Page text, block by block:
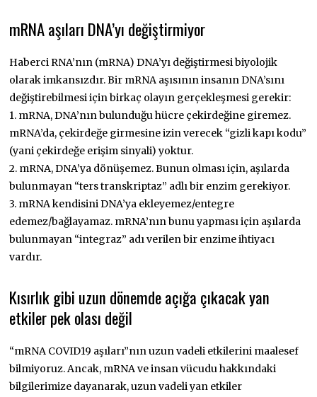
mRNA aşıları DNA’yı değiştirmiyor
Haberci RNA’nın (mRNA) DNA’yı değiştirmesi biyolojik
olarak imkansızdır. Bir mRNA aşısının insanın DNA’sını
değiştirebilmesi için birkaç olayın gerçekleşmesi gerekir:
1. mRNA, DNA’nın bulunduğu hücre çekirdeğine giremez.
mRNA’da, çekirdeğe girmesine izin verecek “gizli kapı kodu”
(yani çekirdeğe erişim sinyali) yoktur.
2. mRNA, DNA’ya dönüşemez. Bunun olması için, aşılarda
bulunmayan “ters transkriptaz” adlı bir enzim gerekiyor.
3. mRNA kendisini DNA’ya ekleyemez/entegre
edemez/bağlayamaz. mRNA’nın bunu yapması için aşılarda
bulunmayan “integraz” adı verilen bir enzime ihtiyacı
vardır.
Kısırlık gibi uzun dönemde açığa çıkacak yan
etkiler pek olası değil
“mRNA COVID19 aşıları”nın uzun vadeli etkilerini maalesef
bilmiyoruz. Ancak, mRNA ve insan vücudu hakkındaki
bilgilerimize dayanarak, uzun vadeli yan etkiler